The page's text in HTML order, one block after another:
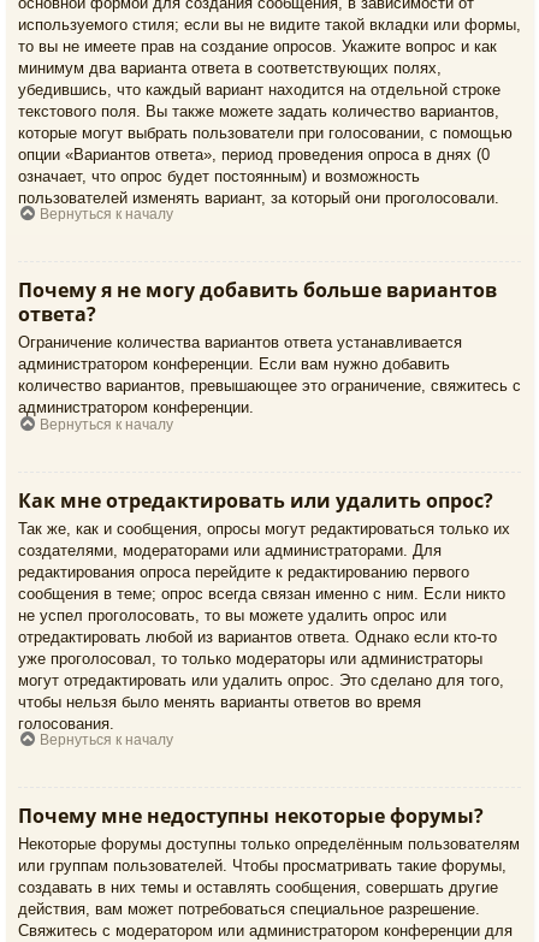
используемого стиля; если вы не видите такой вкладки или формы,
то вы не имеете прав на создание опросов. Укажите вопрос и как
минимум два варианта ответа в соответствующих полях,
убедившись, что каждый вариант находится на отдельной строке
текстового поля. Вы также можете задать количество вариантов,
которые могут выбрать пользователи при голосовании, с помощью
опции «Вариантов ответа», период проведения опроса в днях (0
означает, что опрос будет постоянным) и возможность
пользователей изменять вариант, за который они проголосовали.
Вернуться к началу
Почему я не могу добавить больше вариантов
ответа?
Ограничение количества вариантов ответа устанавливается
администратором конференции. Если вам нужно добавить
количество вариантов, превышающее это ограничение, свяжитесь с
администратором конференции.
Вернуться к началу
Как мне отредактировать или удалить опрос?
Так же, как и сообщения, опросы могут редактироваться только их
создателями, модераторами или администраторами. Для
редактирования опроса перейдите к редактированию первого
сообщения в теме; опрос всегда связан именно с ним. Если никто
не успел проголосовать, то вы можете удалить опрос или
отредактировать любой из вариантов ответа. Однако если кто-то
уже проголосовал, то только модераторы или администраторы
могут отредактировать или удалить опрос. Это сделано для того,
чтобы нельзя было менять варианты ответов во время
голосования.
Вернуться к началу
Почему мне недоступны некоторые форумы?
Некоторые форумы доступны только определённым пользователям
или группам пользователей. Чтобы просматривать такие форумы,
создавать в них темы и оставлять сообщения, совершать другие
действия, вам может потребоваться специальное разрешение.
Свяжитесь с модератором или администратором конференции для